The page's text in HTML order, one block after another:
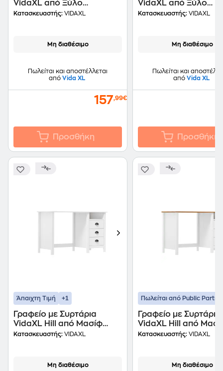
VidaXL από Ξύλο
Παυλωνίας/Λεύκας
Κατασκευαστής: VIDAXL
Μη διαθέσιμο
Πωλείται και αποστέλλεται
από Vida XL
157,99€
Προσθήκη
VidaXL από Ξύλο
110x45cm - Φυσικό
Κατασκευαστής: VIDAXL
Μη διαθέσιμο
Πωλείται και
από Vida XL
Προσθήκη
Άπαιχτη Τιμή +1
Γραφείο με Συρτάρια
VidaXL Hill από Μασίφ
Ξύλο Πεύκου 50x74cm -
Κατασκευαστής: VIDAXL
Μη διαθέσιμο
Πωλείται από Public
Γραφείο με Συρτάρια
VidaXL Hill από
Ξύλο Πεύκου
Κατασκευαστής: VIDAXL
Μη διαθέσιμο